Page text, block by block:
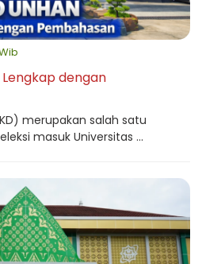
Lengkap dengan
merupakan salah satu
masuk Universitas ...